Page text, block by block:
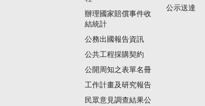
辦理國家賠償事件收
結統計
公務出國報告資訊
公共工程採購契約
公開周知之表單名冊
工作計畫及研究報告
民眾意見調查結果公
公示送達